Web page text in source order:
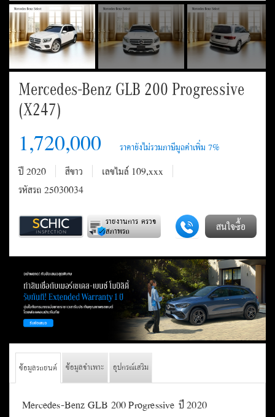
Mercedes-Benz GLB 200 Progressive
(X247)
1,720,000
ปี 2020 สีขาว
เลขไมล์ 109,xxx
รหัสรถ 25030034
รายงานการ ตรวจ
สภาพรถ สนใจซื้อ
ข้อมูลรถยนต์ ข้อมูลจำเพาะ อุปกรณ์เสริม
Mercedes-Benz GLB 200 Progressive ปี 2020